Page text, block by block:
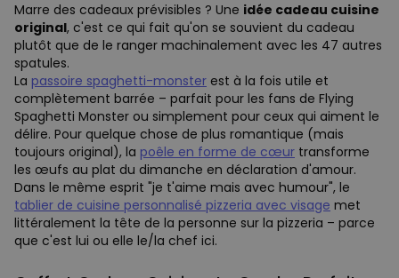
Marre des cadeaux prévisibles ? Une idée cadeau cuisine
original, c'est ce qui fait qu'on se souvient du cadeau
plutôt que de le ranger machinalement avec les 47 autres
spatules.
La passoire spaghetti-monster est à la fois utile et
complètement barrée – parfait pour les fans de Flying
Spaghetti Monster ou simplement pour ceux qui aiment le
délire. Pour quelque chose de plus romantique (mais
toujours original), la poêle en forme de cœur transforme
les œufs au plat du dimanche en déclaration d'amour.
Dans le même esprit "je t'aime mais avec humour", le
tablier de cuisine personnalisé pizzeria avec visage met
littéralement la tête de la personne sur la pizzeria – parce
que c'est lui ou elle le/la chef ici.